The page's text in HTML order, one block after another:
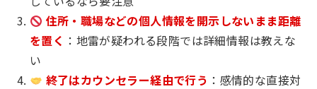
住所・職場などの個人情報を開示しないまま距離
を置く ：地雷が疑われる段階では詳細情報は教えな
い
終了はカウンセラー経由で行う ：感情的な直接対